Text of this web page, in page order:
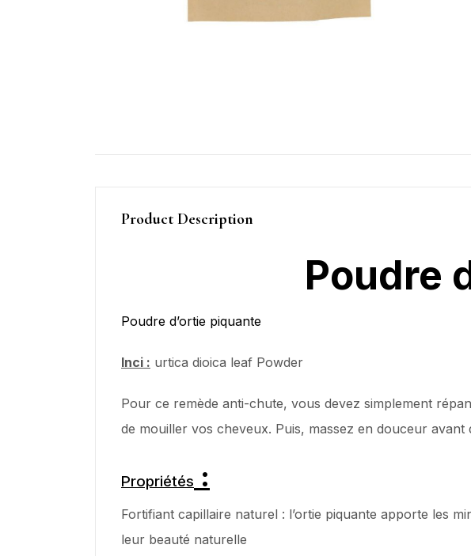
Product Description
Poudre
Poudre d’ortie piquante
Inci : urtica dioica leaf Powder
Pour ce remède anti-chute, vous devez simplement
de mouiller vos cheveux. Puis, massez en douceur
Propriétés :
Fortifiant capillaire naturel : l’ortie piquante apporte les
leur beauté naturelle